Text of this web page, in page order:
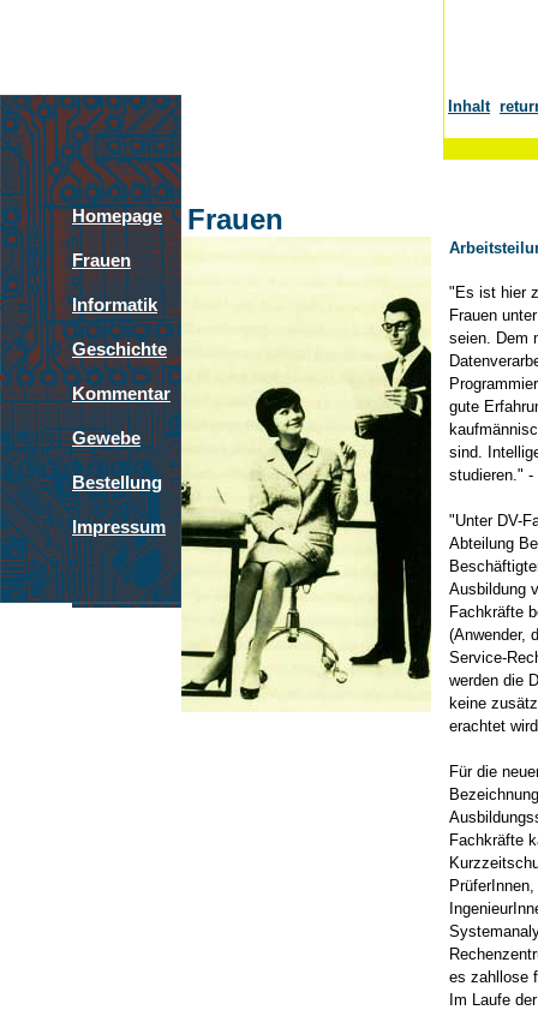
Homepage
Frauen
Informatik
Geschichte
Kommentar
Gewebe
Bestellung
Impressum
Inhalt
Frauen
"Es ist hier
Frauen
seien. Dem
gute
sind.
studieren." -
"Unter DV-
Abteilung
Ausbildung
Fachkräfte
(Anwender,
Service-
werden die
keine
erachtet
Für die
Fachkräfte
es zahllose
Im Laufe